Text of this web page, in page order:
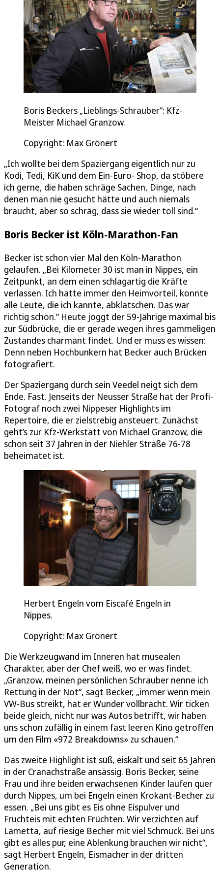
Boris Beckers „Lieblings-Schrauber“: Kfz-
Meister Michael Granzow.
Copyright: Max Grönert
„Ich wollte bei dem Spaziergang eigentlich nur zu
Kodi, Tedi, KiK und dem Ein-Euro- Shop, da stöbere
ich gerne, die haben schräge Sachen, Dinge, nach
denen man nie gesucht hätte und auch niemals
braucht, aber so schräg, dass sie wieder toll sind.“
Boris Becker ist Köln-Marathon-Fan
Becker ist schon vier Mal den Köln-Marathon
gelaufen. „Bei Kilometer 30 ist man in Nippes, ein
Zeitpunkt, an dem einen schlagartig die Kräfte
verlassen. Ich hatte immer den Heimvorteil, konnte
alle Leute, die ich kannte, abklatschen. Das war
richtig schön.“ Heute joggt der 59-Jährige maximal bis
zur Südbrücke, die er gerade wegen ihres gammeligen
Zustandes charmant findet. Und er muss es wissen:
Denn neben Hochbunkern hat Becker auch Brücken
fotografiert.
Der Spaziergang durch sein Veedel neigt sich dem
Ende. Fast. Jenseits der Neusser Straße hat der Profi-
Fotograf noch zwei Nippeser Highlights im
Repertoire, die er zielstrebig ansteuert. Zunächst
geht’s zur Kfz-Werkstatt von Michael Granzow, die
schon seit 37 Jahren in der Niehler Straße 76-78
beheimatet ist.
Herbert Engeln vom Eiscafé Engeln in
Nippes.
Copyright: Max Grönert
Die Werkzeugwand im Inneren hat musealen
Charakter, aber der Chef weiß, wo er was findet.
„Granzow, meinen persönlichen Schrauber nenne ich
Rettung in der Not“, sagt Becker, „immer wenn mein
VW-Bus streikt, hat er Wunder vollbracht. Wir ticken
beide gleich, nicht nur was Autos betrifft, wir haben
uns schon zufällig in einem fast leeren Kino getroffen
um den Film «972 Breakdowns» zu schauen.“
Das zweite Highlight ist süß, eiskalt und seit 65 Jahren
in der Cranachstraße ansässig. Boris Becker, seine
Frau und ihre beiden erwachsenen Kinder laufen quer
durch Nippes, um bei Engeln einen Krokant-Becher zu
essen. „Bei uns gibt es Eis ohne Eispulver und
Fruchteis mit echten Früchten. Wir verzichten auf
Lametta, auf riesige Becher mit viel Schmuck. Bei uns
gibt es alles pur, eine Ablenkung brauchen wir nicht“,
sagt Herbert Engeln, Eismacher in der dritten
Generation.